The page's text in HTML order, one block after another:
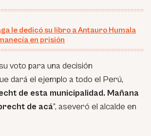
le dedicó su libro a Antauro Humala
en prisión
voto para una decisión
dará el ejemplo a todo el Perú,
de esta municipalidad. Mañana
de acá”, aseveró el alcalde en